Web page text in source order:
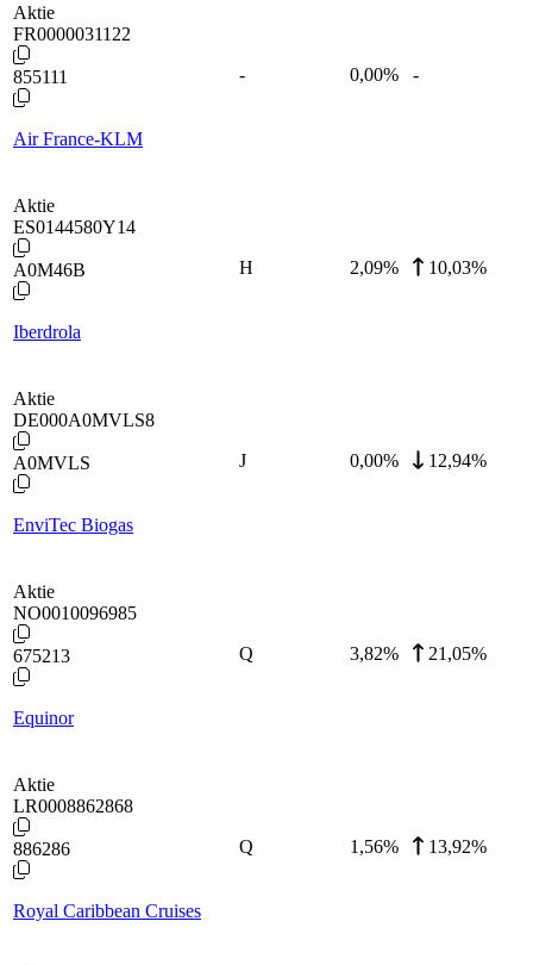
Aktie
FR0000031122
855111
Air France-KLM
- 0,00% -
Aktie
ES0144580Y14
A0M46B
Iberdrola
H 2,09% 10,03%
Aktie
DE000A0MVLS8
A0MVLS
EnviTec Biogas
J 0,00% 12,94%
Aktie
NO0010096985
675213
Equinor
Q 3,82% 21,05%
Aktie
LR0008862868
886286
Royal Caribbean Cruises
Q 1,56% 13,92%